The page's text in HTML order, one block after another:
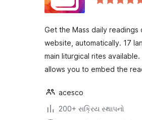
Get the Mass daily readings
website, automatically. 17
main liturgical rites available.
allows you to embed the
acesco
200+ સક્રિય સ્થાપનો